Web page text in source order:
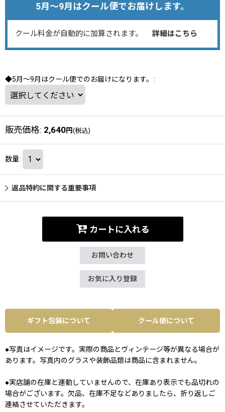
5月～9月はクール便でお届けします。
クール料金が自動的に加算されます。 詳細はこちら
◆5月～9月はクール便でのお届けになります。 :
販売価格: 2,640円 (税込)
数量:
返品特約に関する重要事項
カートに入れる
お問い合わせ
お気に入り登録
ギフト包装について クール便について
●写真はイメージです。実際の商品とヴィンテージ等が異なる場合が
あります。写真内のグラスや装飾品類は商品に含まれません。
●実店舗の在庫と連動していませんので、在庫あり表示でも品切れの
場合がございます。欠品、在庫不足などありましたら、折り返しご
連絡させていただきます。